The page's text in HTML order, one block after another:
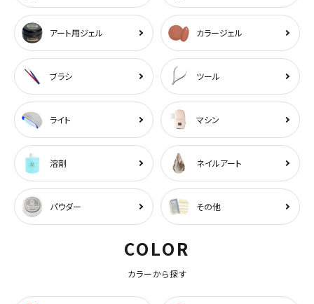
アート用ジェル カラージェル
ブラシ ツール
ライト マシン
溶剤 ネイルアート
パウダー その他
COLOR
カラーから探す